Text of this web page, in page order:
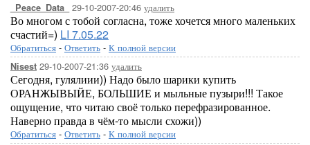
_Peace_Data_ 29-10-2007-20:46 удалить
Во многом с тобой согласна, тоже хочется много маленьких
счастий=) LI 7.05.22
Обратиться - Ответить - К полной версии
Nisest 29-10-2007-21:36 удалить
Сегодня, гулялиии)) Надо было шарики купить
ОРАНЖЫВЫЙЕ, БОЛЬШИЕ и мыльные пузыри!!! Такое
ощущение, что читаю своё только перефразированное.
Наверно правда в чём-то мысли схожи))
Обратиться - Ответить - К полной версии